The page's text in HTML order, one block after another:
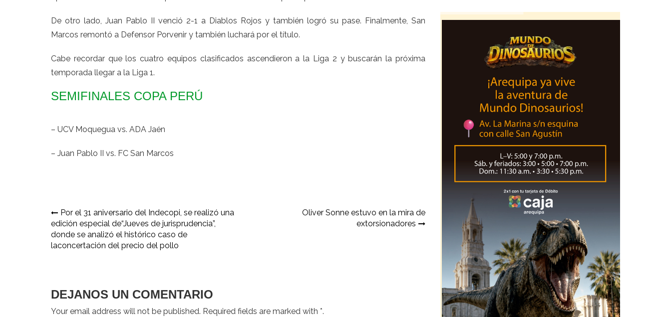
De otro lado, Juan Pablo II venció 2-1 a Diablos Rojos y también logró su pase. Finalmente, San
Marcos remontó a Defensor Porvenir y también luchará por el título.
Cabe recordar que los cuatro equipos clasificados ascendieron a la Liga 2 y buscarán la próxima
temporada llegar a la Liga 1.
SEMIFINALES COPA PERÚ
– UCV Moquegua vs. ADA Jaén
– Juan Pablo II vs. FC San Marcos
Navegación
de
entradas
Por el 31 aniversario del Indecopi, se realizó una
edición especial de“Jueves de jurisprudencia”,
donde se analizó el histórico caso de
laconcertación del precio del pollo
Oliver Sonne estuvo en la mira de
extorsionadores
DEJANOS UN COMENTARIO
Your email address will not be published. Required fields are marked with *.